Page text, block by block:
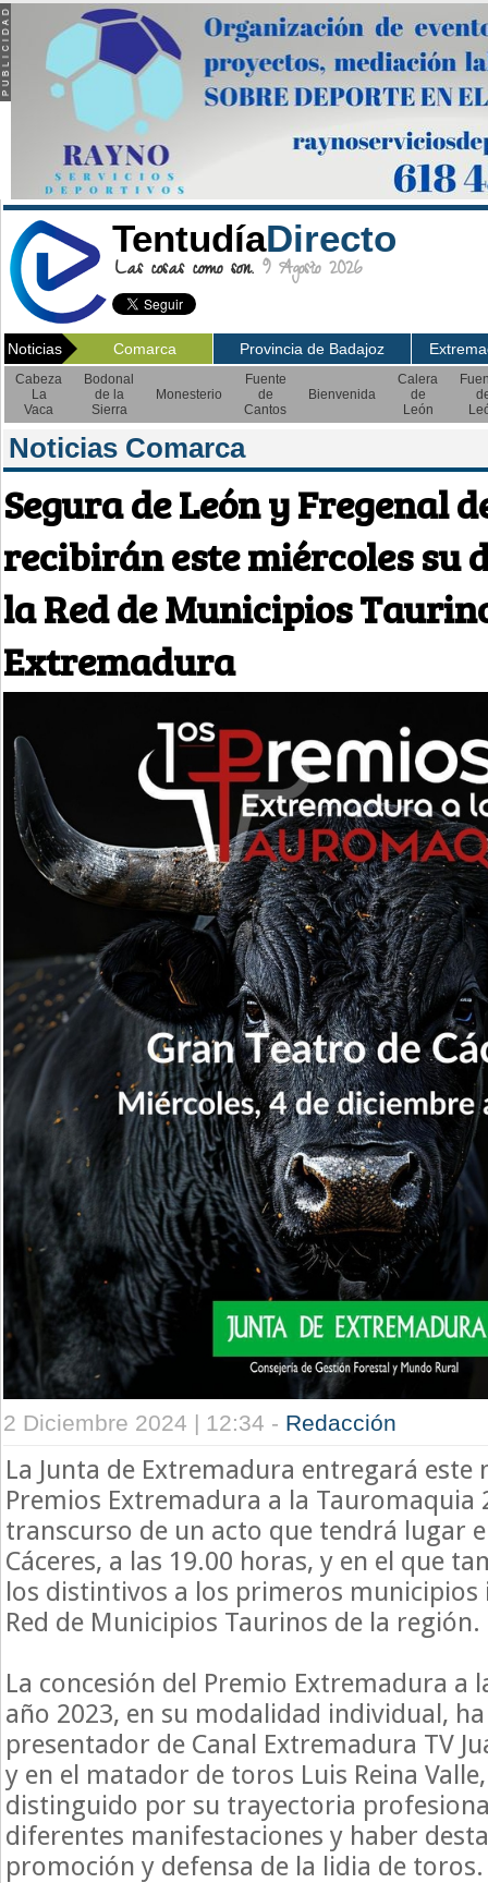
TentudíaDirecto
Las cosas como son. 9 Agosto 2026
Noticias Comarca Provincia de Badajoz
Cabeza
La
Vaca
Bodonal
de la
Sierra
Monesterio
Fuente
de
Cantos
Bienvenida
Calera
de
León
Noticias Comarca
Segura de León y Fregenal
recibirán este miércoles su
la Red de Municipios
Extremadura
2 Diciembre 2024 | 12:34 - Redacción
La Junta de Extremadura entregará este
Premios Extremadura a la Tauromaquia
transcurso de un acto que tendrá lugar
Cáceres, a las 19.00 horas, y en el que
los distintivos a los primeros municipios
Red de Municipios Taurinos de la región.
La concesión del Premio Extremadura a
año 2023, en su modalidad individual,
presentador de Canal Extremadura TV
y en el matador de toros Luis Reina
distinguido por su trayectoria
diferentes manifestaciones y haber
promoción y defensa de la lidia de toros.